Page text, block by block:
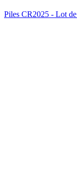
Piles CR2025 - Lot